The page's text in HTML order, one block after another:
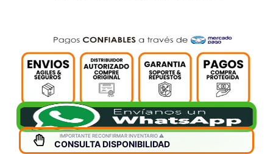
IMPORTANTE RECONFIRMAR INVENTARIO ⚠️
CONSULTA DISPONIBILIDAD